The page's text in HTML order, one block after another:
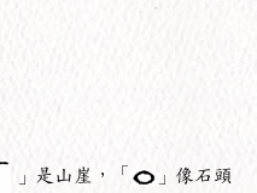
」是山崖，「
」像石頭